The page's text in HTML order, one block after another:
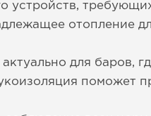
устройств,
отопление
для баров,
поможет